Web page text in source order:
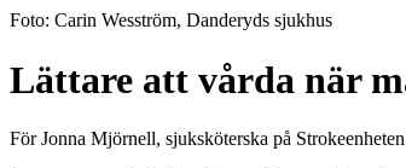
Foto: Carin Wesström, Danderyds sjukhus
Lättare att vårda när
För Jonna Mjörnell, sjuksköterska på